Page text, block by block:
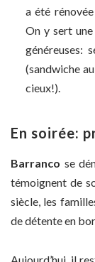
a été
On y sert une
généreuses:
(sandwiche
cieux!).
En soirée:
Barranco se
témoignent de
siècle, les
de détente en